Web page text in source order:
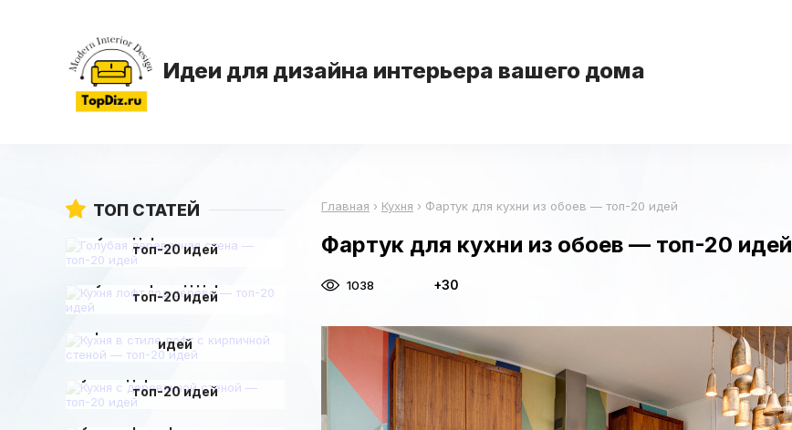
Идеи для дизайна интерьера вашего дома
Главная › Кухня › Фартук для кухни из обоев — топ-20 идей
Фартук для кухни из обоев — топ-20 идей
1038 +30
ТОП СТАТЕЙ
топ-20 идей
топ-20 идей
идей
топ-20 идей